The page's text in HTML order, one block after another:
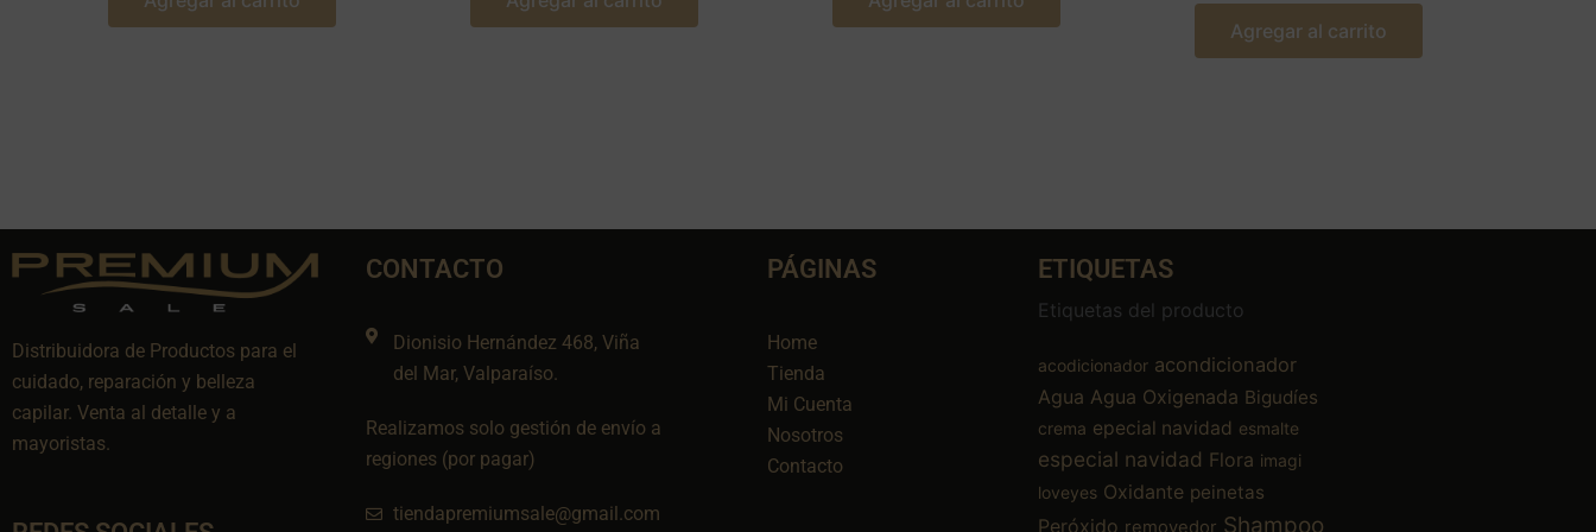
Agregar al carrito
Distribuidora de Productos para el
cuidado, reparación y belleza
capilar. Venta al detalle y a
mayoristas.
CONTACTO
Dionisio Hernández 468, Viña
del Mar, Valparaíso.
Realizamos solo gestión de envío a
regiones (por pagar)
tiendapremiumsale@gmail.com
PÁGINAS
Home
Tienda
Mi Cuenta
Nosotros
Contacto
ETIQUETAS
Etiquetas del producto
acodicionador acondicionador
Agua Agua Oxigenada Bigudíes
crema epecial navidad esmalte
especial navidad Flora imagi
loveyes Oxidante peinetas
Peróxido removedor Shampoo